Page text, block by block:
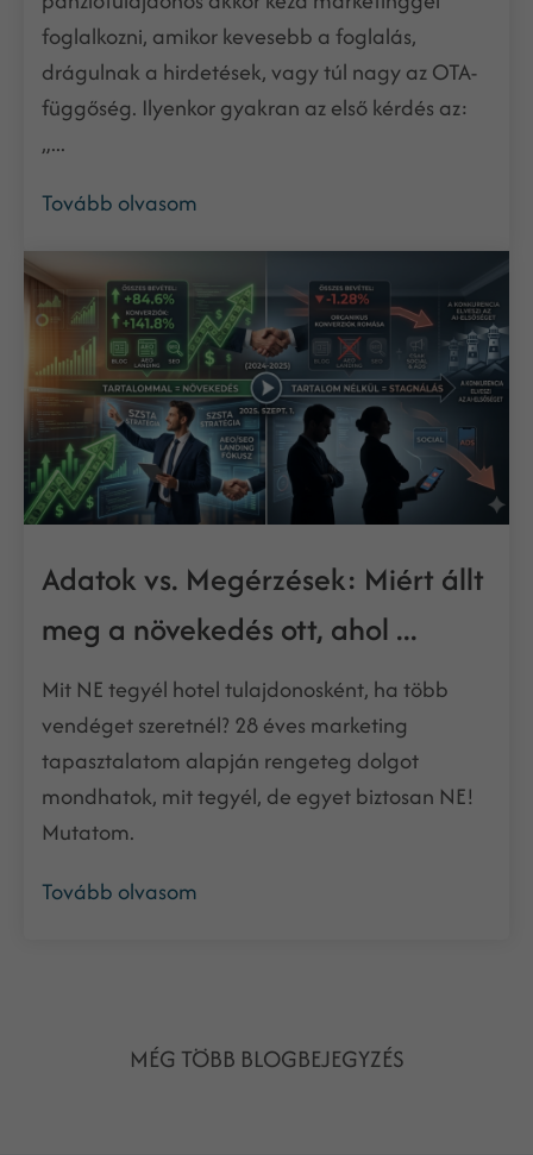
foglalkozni, amikor kevesebb a foglalás,
drágulnak a hirdetések, vagy túl nagy az OTA-
függőség. Ilyenkor gyakran az első kérdés az:
„...
Tovább olvasom
Adatok vs. Megérzések: Miért állt
meg a növekedés ott, ahol ...
Mit NE tegyél hotel tulajdonosként, ha több
vendéget szeretnél? 28 éves marketing
tapasztalatom alapján rengeteg dolgot
mondhatok, mit tegyél, de egyet biztosan NE!
Mutatom.
Tovább olvasom
MÉG TÖBB BLOGBEJEGYZÉS